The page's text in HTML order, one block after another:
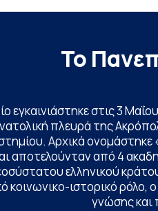
Το
εγκαινιάστηκε στις 3
πλευρά της
Αρχικά
αποτελούνταν από 4
ελληνικού
κοινωνικο-ιστορικό
γνώσης και